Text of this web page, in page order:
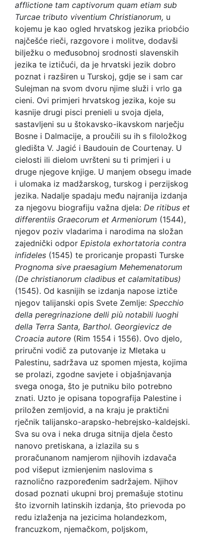
afflictione tam captivorum quam etiam sub
Turcae tributo viventium Christianorum, u
kojemu je kao ogled hrvatskog jezika priobćio
najčešće rieči, razgovore i molitve, dodavši
bilježku o međusobnoj srodnosti slavenskih
jezika te iztičući, da je hrvatski jezik dobro
poznat i razširen u Turskoj, gdje se i sam car
Sulejman na svom dvoru njime služi i vrlo ga
cieni. Ovi primjeri hrvatskog jezika, koje su
kasnije drugi pisci prenieli u svoja djela,
sastavljeni su u štokavsko-ikavskom narječju
Bosne i Dalmacije, a proučili su ih s filoložkog
gledišta V. Jagić i Baudouin de Courtenay. U
cielosti ili dielom uvršteni su ti primjeri i u
druge njegove knjige. U manjem obsegu imade
i ulomaka iz madžarskog, turskog i perzijskog
jezika. Nadalje spadaju među najranija izdanja
za njegovu biografiju važna djela: De ritibus et
differentiis Graecorum et Armeniorum (1544),
njegov poziv vladarima i narodima na složan
zajednički odpor Epistola exhortatoria contra
infideles (1545) te proricanje propasti Turske
Prognoma sive praesagium Mehemenatorum
(De christianorum cladibus et calamitatibus)
(1545). Od kasnijih se izdanja napose iztiče
njegov talijanski opis Svete Zemlje: Specchio
della peregrinazione delli più notabili luoghi
della Terra Santa, Barthol. Georgievicz de
Croacia autore (Rim 1554 i 1556). Ovo djelo,
priručni vodič za putovanje iz Mletaka u
Palestinu, sadržava uz spomen mjesta, kojima
se prolazi, zgodne savjete i objašnjavanja
svega onoga, što je putniku bilo potrebno
znati. Uzto je opisana topografija Palestine i
priložen zemljovid, a na kraju je praktični
rječnik talijansko-arapsko-hebrejsko-kaldejski.
Sva su ova i neka druga sitnija djela često
nanovo pretiskana, a izlazila su s
proračunanom namjerom njihovih izdavača
pod višeput izmienjenim naslovima s
raznolično razpoređenim sadržajem. Njihov
dosad poznati ukupni broj premašuje stotinu
što izvornih latinskih izdanja, što prievoda po
redu izlaženja na jezicima holandezkom,
francuzkom, njemačkom, poljskom,